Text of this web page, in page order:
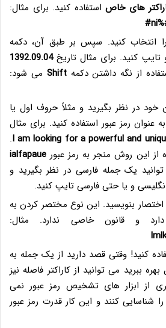
های خاص استفاده کنید. برای مثال:
را انتخاب کنید. سپس بر طبق آن، دکمه
تایپ کنید. برای مثال تاریخ1392.09.04
از نگه داشتن دکمهShift می شود:
در نظر بگیرید و مثلاً حروف اول یا
عنوان رمز عبور استفاده کنید. برای مثال
I am looking for a powerful and
.
از این روش منجر به رمز عبور ialfapaue
یک جمله فارسی در نظر بگیرید و
و یا حتی فارسی تایپ کنید.
بنویسید. این نوع مختصر کردن به
و قانون خاصی ندارد. مثال:
کنید! وقتی قصد دارید از یک جمله به
ببرید می توانید از کاراکتر فاصله نیز
از ابزار های تشخیص رمز عبور نمی
را شناسایی کنند و این کار قدرت رمز عبور